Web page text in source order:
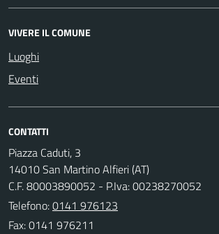
VIVERE IL COMUNE
Luoghi
Eventi
CONTATTI
Piazza Caduti, 3
14010 San Martino Alfieri (AT)
C.F. 80003890052 - P.Iva: 00238270052
Telefono:0141 976123
Fax: 0141 976211